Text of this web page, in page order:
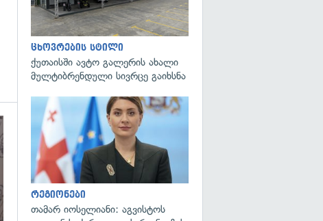
გადახედვა
ცხოვრების სტილი
ქუთაისში ავტო გალერის ახალი
მულტიბრენდული სივრცე გაიხსნა
რეგიონები
თამარ იოსელიანი: აგვისტოს